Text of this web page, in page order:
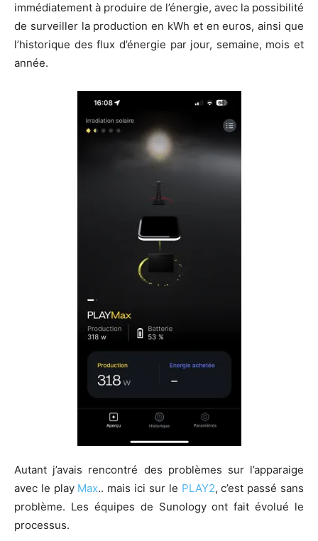
immédiatement à produire de l’énergie, avec la possibilité
de surveiller la production en kWh et en euros, ainsi que
l’historique des flux d’énergie par jour, semaine, mois et
année.
Autant j’avais rencontré des problèmes sur l’apparaige
avec le play Max.. mais ici sur le PLAY2, c’est passé sans
problème. Les équipes de Sunology ont fait évolué le
processus.